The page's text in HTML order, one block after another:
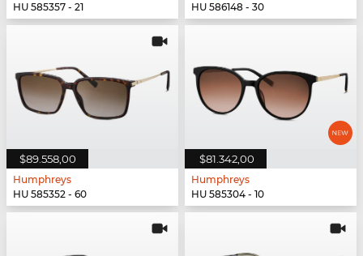
HU 585357 - 21
HU 586148 - 30
$89.558,00
Humphreys
HU 585352 - 60
$81.342,00
Humphreys
HU 585304 - 10